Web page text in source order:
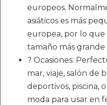
europeos.
asiáticos es más
europea, por lo
tamaño más
? Ocasiones:
mar, viaje, salón de
deportivos, piscina,
moda para usar en